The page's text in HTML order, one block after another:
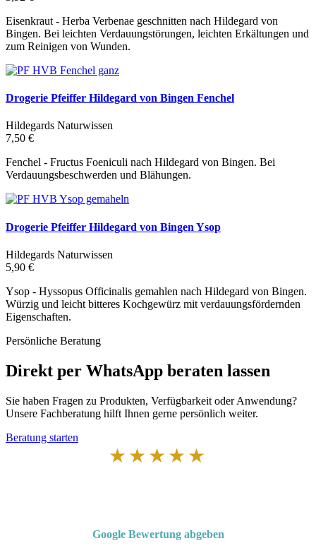
Eisenkraut - Herba Verbenae geschnitten nach Hildegard von
Bingen. Bei leichten Verdauungstörungen, leichten Erkältungen und
zum Reinigen von Wunden.
Drogerie Pfeiffer Hildegard von Bingen Fenchel
Hildegards Naturwissen
7,50 €
Fenchel - Fructus Foeniculi nach Hildegard von Bingen. Bei
Verdauungsbeschwerden und Blähungen.
Drogerie Pfeiffer Hildegard von Bingen Ysop
Hildegards Naturwissen
5,90 €
Ysop - Hyssopus Officinalis gemahlen nach Hildegard von Bingen.
Würzig und leicht bitteres Kochgewürz mit verdauungsfördernden
Eigenschaften.
Persönliche Beratung
Direkt per WhatsApp beraten lassen
Sie haben Fragen zu Produkten, Verfügbarkeit oder Anwendung?
Unsere Fachberatung hilft Ihnen gerne persönlich weiter.
Beratung starten
★★★★★
Google Bewertung abgeben